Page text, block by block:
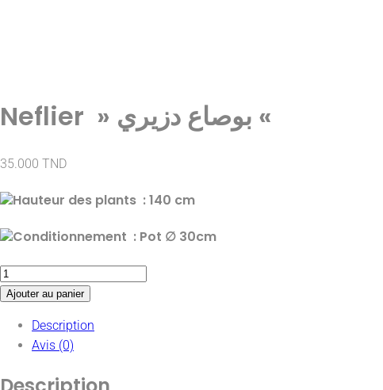
Neflier » بوصاع دزيري «
35.000 TND
Hauteur des plants : 140 cm
Conditionnement : Pot ∅ 30cm
Ajouter au panier
Description
Avis (0)